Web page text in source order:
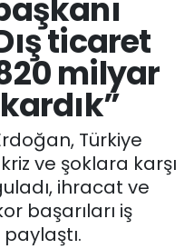
ticaret
milyar
Türkiye
ve şoklara karşı
ihracat ve
başarıları iş
ve Fikstür